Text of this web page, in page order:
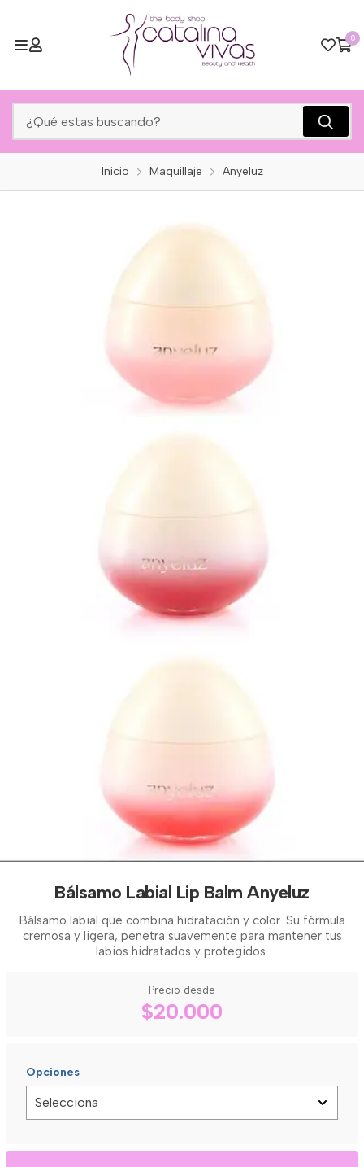
0
Inicio Maquillaje Anyeluz
Bálsamo Labial Lip Balm Anyeluz
Bálsamo labial que combina hidratación y color. Su fórmula
cremosa y ligera, penetra suavemente para mantener tus
labios hidratados y protegidos.
Precio desde
$20.000
Opciones